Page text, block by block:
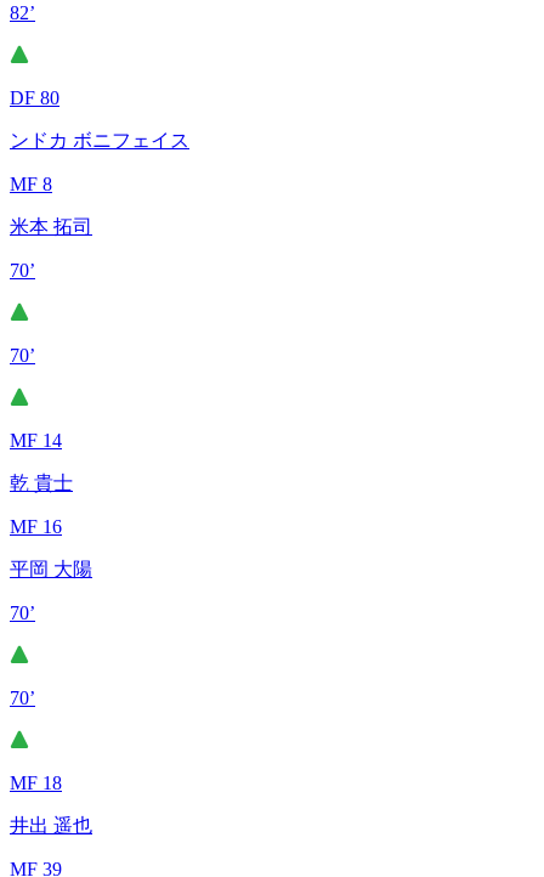
82’
DF 80
ンドカ ボニフェイス
MF 8
米本 拓司
70’
70’
MF 14
乾 貴士
MF 16
平岡 大陽
70’
70’
MF 18
井出 遥也
MF 39